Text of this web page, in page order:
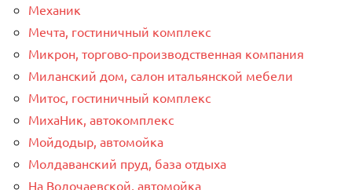
Механик
Мечта, гостиничный комплекс
Микрон, торгово-производственная компания
Миланский дом, салон итальянской мебели
Митос, гостиничный комплекс
МихаНик, автокомплекс
Мойдодыр, автомойка
Молдаванский пруд, база отдыха
На Волочаевской, автомойка